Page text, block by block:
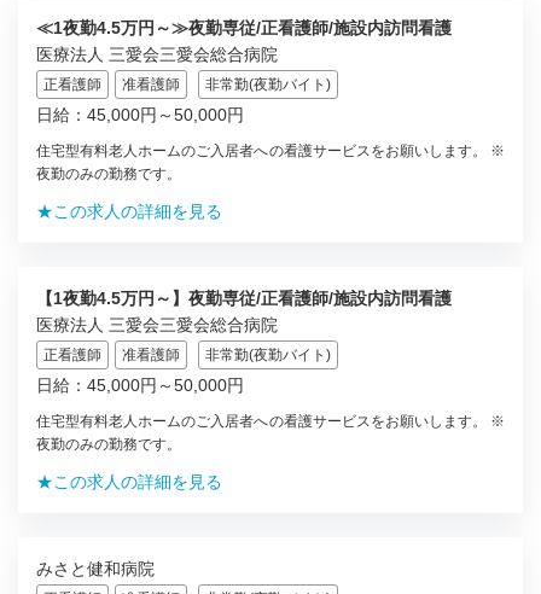
≪1夜勤4.5万円～≫夜勤専従/正看護師/施設内訪問看護
医療法人 三愛会三愛会総合病院
正看護師 准看護師 非常勤(夜勤バイト)
日給：45,000円～50,000円
住宅型有料老人ホームのご入居者への看護サービスをお願いします。 ※
夜勤のみの勤務です。
★この求人の詳細を見る
【1夜勤4.5万円～】夜勤専従/正看護師/施設内訪問看護
医療法人 三愛会三愛会総合病院
正看護師 准看護師 非常勤(夜勤バイト)
日給：45,000円～50,000円
住宅型有料老人ホームのご入居者への看護サービスをお願いします。 ※
夜勤のみの勤務です。
★この求人の詳細を見る
みさと健和病院